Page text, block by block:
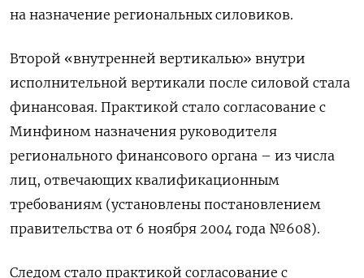
на назначение региональных силовиков.
Второй «внутренней вертикалью» внутри
исполнительной вертикали после силовой стала
финансовая. Практикой стало согласование с
Минфином назначения руководителя
регионального финансового органа – из числа
лиц, отвечающих квалификационным
требованиям (установлены постановлением
правительства от 6 ноября 2004 года №608).
Следом стало практикой согласование с